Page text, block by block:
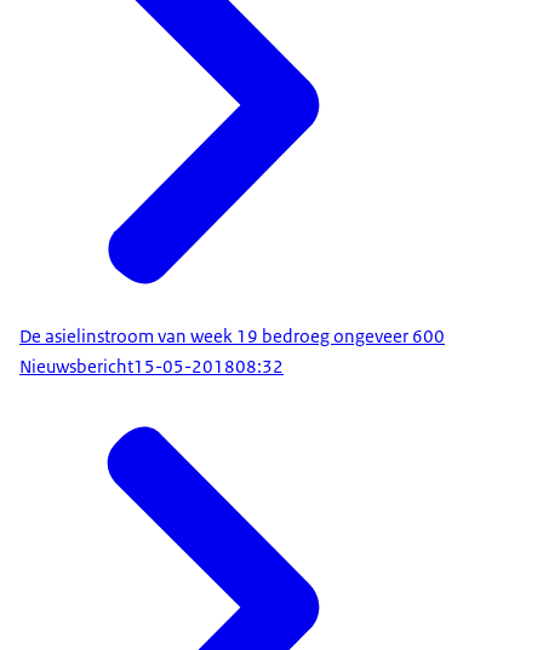
De asielinstroom van week 19 bedroeg ongeveer 600
Nieuwsbericht15-05-201808:32